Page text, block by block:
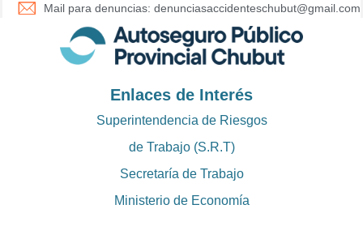
Mail para denuncias: denunciasaccidenteschubut@gmail.com
Enlaces de Interés
Superintendencia de Riesgos
de Trabajo (S.R.T)
Secretaría de Trabajo
Ministerio de Economía